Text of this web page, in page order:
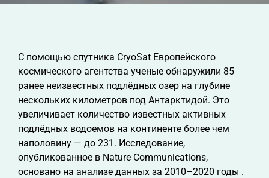
С помощью спутника CryoSat Европейского
космического агентства ученые обнаружили 85
ранее неизвестных подлёдных озер на глубине
нескольких километров под Антарктидой. Это
увеличивает количество известных активных
подлёдных водоемов на континенте более чем
наполовину — до 231. Исследование,
опубликованное в Nature Communications,
основано на анализе данных за 2010–2020 годы .